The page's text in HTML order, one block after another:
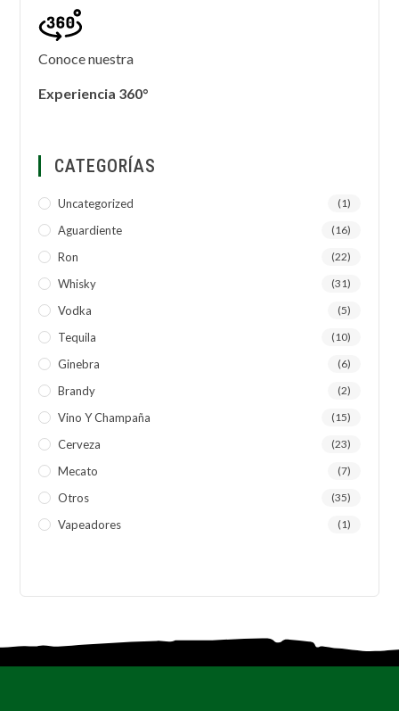
Conoce nuestra
Experiencia 360°
CATEGORÍAS
Uncategorized (1)
Aguardiente (16)
Ron (22)
Whisky (31)
Vodka (5)
Tequila (10)
Ginebra (6)
Brandy (2)
Vino Y Champaña (15)
Cerveza (23)
Mecato (7)
Otros (35)
Vapeadores (1)